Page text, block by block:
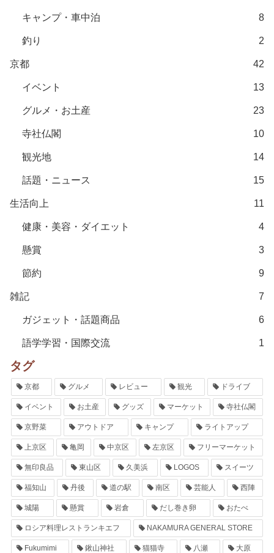
キャンプ・車中泊 8
釣り 2
京都 42
イベント 13
グルメ・お土産 23
寺社仏閣 10
観光地 14
話題・ニュース 15
生活向上 11
健康・美容・ダイエット 4
懸賞 3
節約 9
雑記 7
ガジェット・話題商品 6
語学学習・国際交流 1
タグ
京都 グルメ レビュー 観光 ドライブ
イベント お土産 グッズ マーケット 寺社仏閣
京野菜 アウトドア キャンプ ライトアップ
上京区 亀岡 中京区 左京区 フリーマーケット
無印良品 東山区 久美浜 LOGOS スイーツ
福知山 丹後 道の駅 南区 芸能人 西陣
城陽 懸賞 岩倉 だし巻き卵 おたべ
ロシア料理レストランキエフ NAKAMURA GENERAL STORE
Fukumimi 鍬山神社 猫猫寺 八瀬 大原